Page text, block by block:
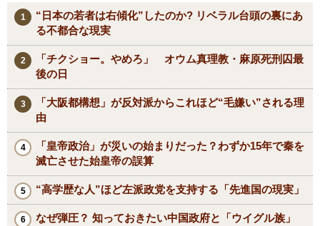
“日本の若者は右傾化”したのか? リベラル台頭の裏にあ
る不都合な現実
「チクショー。やめろ」 オウム真理教・麻原死刑囚最
後の日
「大阪都構想」が反対派からこれほど“毛嫌い”される理
由
「皇帝政治」が災いの始まりだった？わずか15年で秦を
滅亡させた始皇帝の誤算
“高学歴な人”ほど左派政党を支持する「先進国の現実」
なぜ弾圧？ 知っておきたい中国政府と「ウイグル族」